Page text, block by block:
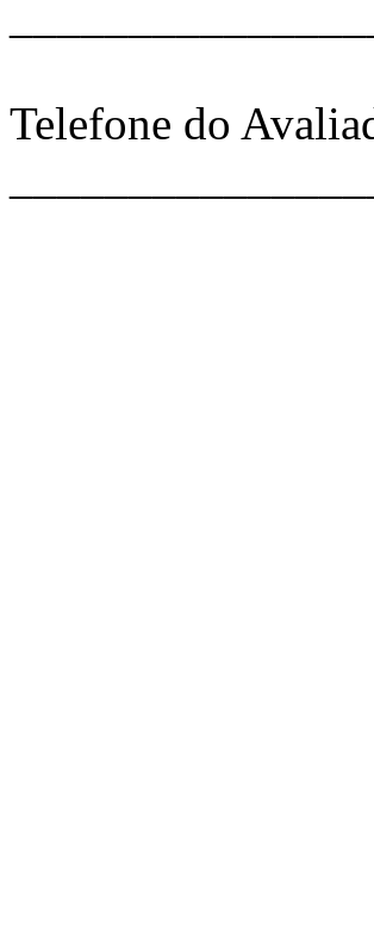
Telefone do